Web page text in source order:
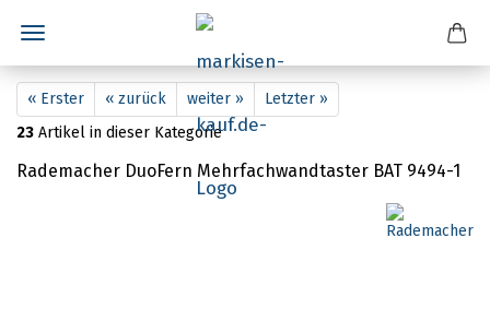
« Erster « zurück weiter »
Letzter »
23 Artikel in dieser Kategorie
Rademacher DuoFern Mehrfachwandtaster BAT 9494-1